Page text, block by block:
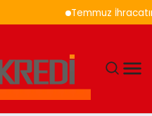
Temmuz İhracatında